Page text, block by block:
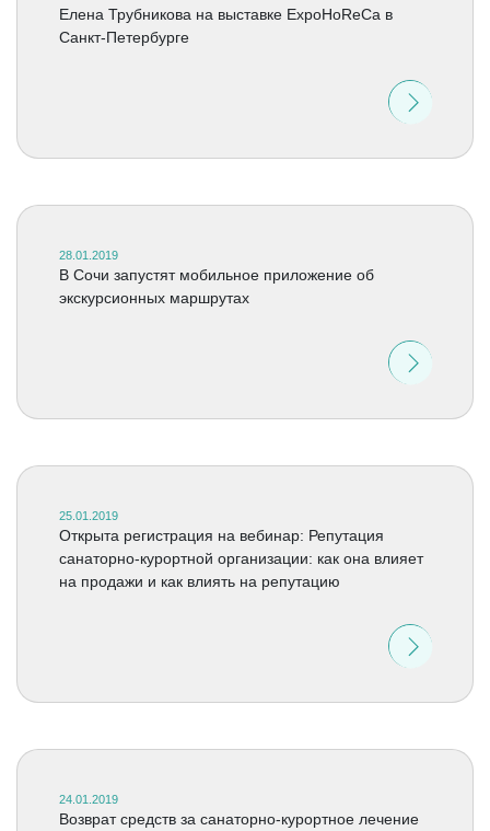
Елена Трубникова на выставке ExpoHoReCa в
Санкт-Петербурге
28.01.2019
В Сочи запустят мобильное приложение об
экскурсионных маршрутах
25.01.2019
Открыта регистрация на вебинар: Репутация
санаторно-курортной организации: как она влияет
на продажи и как влиять на репутацию
24.01.2019
Возврат средств за санаторно-курортное лечение